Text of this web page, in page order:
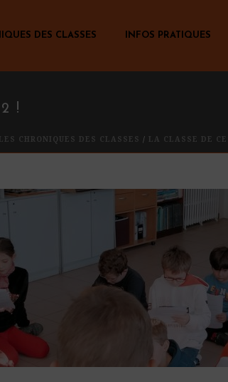
DES CLASSES INFOS PRATIQUES
!
LES CHRONIQUES DES CLASSES / LA CLASSE DE